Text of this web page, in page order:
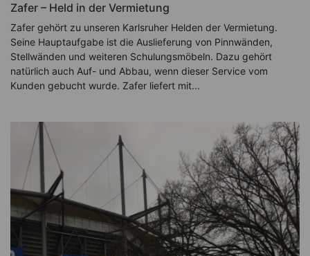
Zafer – Held in der Vermietung
Zafer gehört zu unseren Karlsruher Helden der Vermietung.
Seine Hauptaufgabe ist die Auslieferung von Pinnwänden,
Stellwänden und weiteren Schulungsmöbeln. Dazu gehört
natürlich auch Auf- und Abbau, wenn dieser Service vom
Kunden gebucht wurde. Zafer liefert mit...